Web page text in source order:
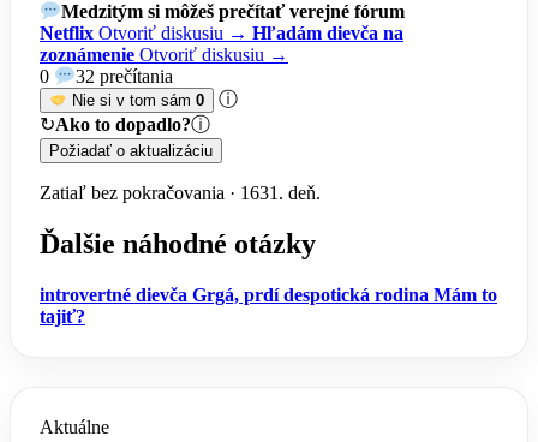
Medzitým si môžeš prečítať verejné fórum
Netflix Otvoriť diskusiu → Hľadám dievča na
zoznámenie Otvoriť diskusiu →
0
32 prečítania
Nie si v tom sám0
ⓘ
↻Ako to dopadlo?ⓘ
Požiadať o aktualizáciu
Zatiaľ bez pokračovania · 1631. deň.
Ďalšie náhodné otázky
introvertné dievča Grgá, prdí despotická rodina Mám to
tajiť?
Aktuálne